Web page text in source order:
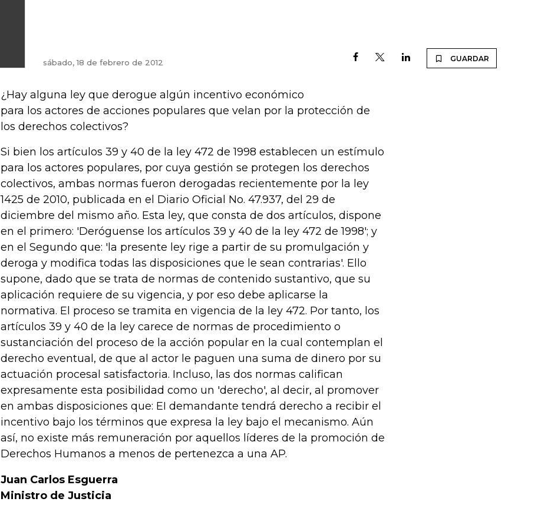
sábado, 18 de febrero de 2012 GUARDAR
¿Hay alguna ley que derogue algún incentivo económico
para los actores de acciones populares que velan por la protección de
los derechos colectivos?
Si bien los artículos 39 y 40 de la ley 472 de 1998 establecen un estímulo
para los actores populares, por cuya gestión se protegen los derechos
colectivos, ambas normas fueron derogadas recientemente por la ley
1425 de 2010, publicada en el Diario Oficial No. 47.937, del 29 de
diciembre del mismo año. Esta ley, que consta de dos artículos, dispone
en el primero: 'Deróguense los artículos 39 y 40 de la ley 472 de 1998'; y
en el Segundo que: 'la presente ley rige a partir de su promulgación y
deroga y modifica todas las disposiciones que le sean contrarias'. Ello
supone, dado que se trata de normas de contenido sustantivo, que su
aplicación requiere de su vigencia, y por eso debe aplicarse la
normativa. El proceso se tramita en vigencia de la ley 472. Por tanto, los
artículos 39 y 40 de la ley carece de normas de procedimiento o
sustanciación del proceso de la acción popular en la cual contemplan el
derecho eventual, de que al actor le paguen una suma de dinero por su
actuación procesal satisfactoria. Incluso, las dos normas califican
expresamente esta posibilidad como un 'derecho', al decir, al promover
en ambas disposiciones que: EI demandante tendrá derecho a recibir el
incentivo bajo los términos que expresa la ley bajo el mecanismo. Aún
así, no existe más remuneración por aquellos líderes de la promoción de
Derechos Humanos a menos de pertenezca a una AP.
Juan Carlos Esguerra
Ministro de Justicia